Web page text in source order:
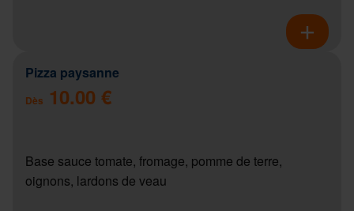
Pizza paysanne
Dès 10.00 €
Base sauce tomate, fromage, pomme de terre,
oignons, lardons de veau